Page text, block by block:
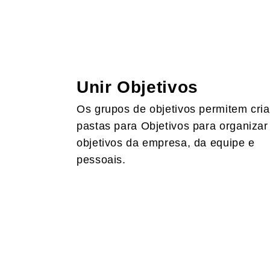
Unir Objetivos
Os grupos de objetivos permitem
pastas para Objetivos para organizar
objetivos da empresa, da equipe e
pessoais.